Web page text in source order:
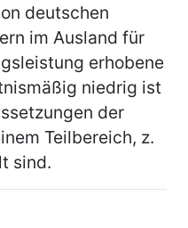
deutschen
im Ausland für
erhobene
niedrig ist
der
Teilbereich, z.
sind.